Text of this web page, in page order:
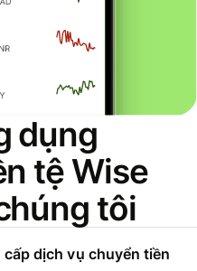
dụng
tệ Wise
tôi
dịch vụ chuyển tiền